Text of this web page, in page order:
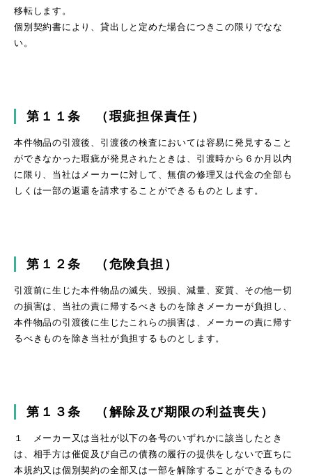
移転します。
個別契約書により、貸出しと定めた場合につきこの限りでなな
い。
第１１条 （瑕疵担保責任）
本件物品の引渡後、引渡後の検査においては容易に発見すること
ができなかった瑕疵が発見されたときは、引渡時から６か月以内
に限り、当社はメーカーに対して、無償の修理又は代金の全部も
しくは一部の返還を請求することができるものとします。
第１２条 （危険負担）
引渡前に生じた本件物品の滅失、毀損、減量、変質、その他一切
の損害は、当社の責に帰するべきものを除きメーカーが負担し、
本件物品の引渡後に生じたこれらの損害は、メーカーの責に帰す
るべきものを除き当社が負担するものとします。
第１３条 （解除及び期限の利益喪失）
１ メーカー又は当社が以下の各号のいずれかに該当したとき
は、相手方は催促及び自己の債務の履行の提供をしないで直ちに
本規約又は個別契約の全部又は一部を解除することができるもの